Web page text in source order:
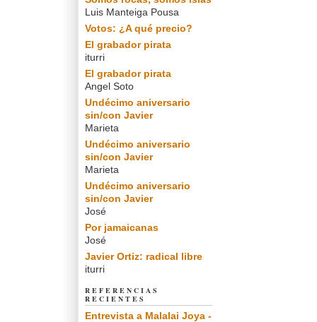
Luis Manteiga Pousa
Votos: ¿A qué precio?
El grabador pirata
iturri
El grabador pirata
Angel Soto
Undécimo aniversario
sin/con Javier
Marieta
Undécimo aniversario
sin/con Javier
Marieta
Undécimo aniversario
sin/con Javier
José
Por jamaicanas
José
Javier Ortiz: radical libre
iturri
REFERENCIAS
RECIENTES
Entrevista a Malalai Joya -